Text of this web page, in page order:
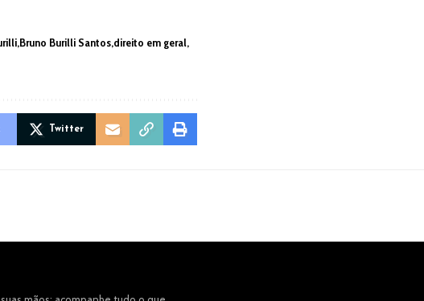
Bruno Burilli Santos direito em geral
Twitter